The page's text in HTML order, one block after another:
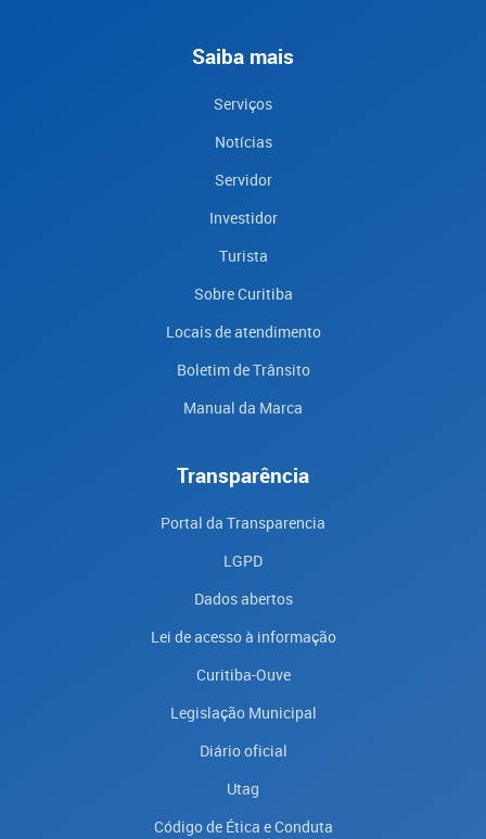
Saiba mais
Serviços
Notícias
Servidor
Investidor
Turista
Sobre Curitiba
Locais de atendimento
Boletim de Trânsito
Manual da Marca
Transparência
Portal da Transparencia
LGPD
Dados abertos
Lei de acesso à informação
Curitiba-Ouve
Legislação Municipal
Diário oficial
Utag
Código de Ética e Conduta